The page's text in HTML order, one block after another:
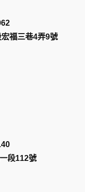
福三巷4弄9號
段112號